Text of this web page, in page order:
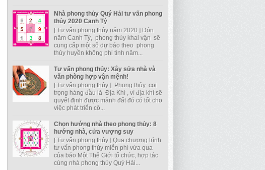
Nhà phong thủy Quý Hải tư vấn phong
thủy 2020 Canh Tý
[ Tư vấn phong thủy năm 2020 ] Đón
năm Canh Tý, phong thủy khai vận sẽ
cung cấp một số dự báo theo phong
thủy huyền không phi tinh năm...
Tư vấn phong thủy: Xây sửa nhà và
văn phòng hợp vận mệnh!
[ Tư vấn phong thủy ] Phong thủy coi
trọng hàng đầu là Địa Khí , vì địa khí sẽ
quyết định được mảnh đất đó có tốt cho
việc phát triển cô...
Chọn hướng nhà theo phong thủy: 8
hướng nhà, cửa vượng suy
[ Tư vấn phong thủy ] Qua chương trình
tư vấn phong thủy miễn phí vừa qua
của báo Một Thế Giới tổ chức, hợp tác
cùng nhà phong thủy Quý Hải...